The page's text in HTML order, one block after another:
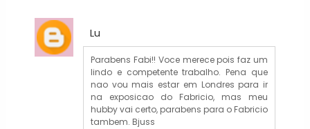
Lu
Parabens Fabi!! Voce merece pois faz um
lindo e competente trabalho. Pena que
nao vou mais estar em Londres para ir
na exposicao do Fabricio, mas meu
hubby vai certo, parabens para o Fabricio
tambem. Bjuss